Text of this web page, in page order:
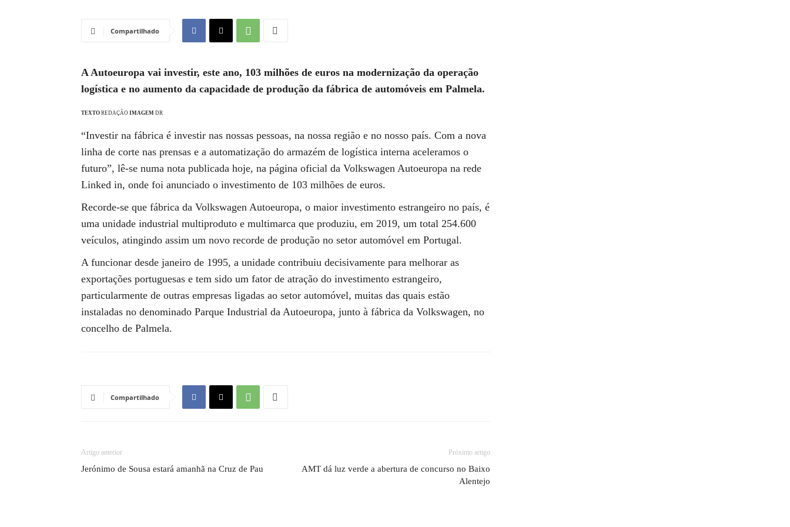
Compartilhado
A Autoeuropa vai investir, este ano, 103 milhões de euros na modernização da operação
logística e no aumento da capacidade de produção da fábrica de automóveis em Palmela.
TEXTO REDAÇÃO IMAGEM DR
“Investir na fábrica é investir nas nossas pessoas, na nossa região e no nosso país. Com a nova
linha de corte nas prensas e a automatização do armazém de logística interna aceleramos o
futuro”, lê-se numa nota publicada hoje, na página oficial da Volkswagen Autoeuropa na rede
Linked in, onde foi anunciado o investimento de 103 milhões de euros.
Recorde-se que fábrica da Volkswagen Autoeuropa, o maior investimento estrangeiro no país, é
uma unidade industrial multiproduto e multimarca que produziu, em 2019, um total 254.600
veículos, atingindo assim um novo recorde de produção no setor automóvel em Portugal.
A funcionar desde janeiro de 1995, a unidade contribuiu decisivamente para melhorar as
exportações portuguesas e tem sido um fator de atração do investimento estrangeiro,
particularmente de outras empresas ligadas ao setor automóvel, muitas das quais estão
instaladas no denominado Parque Industrial da Autoeuropa, junto à fábrica da Volkswagen, no
concelho de Palmela.
Compartilhado
Artigo anterior
Jerónimo de Sousa estará amanhã na Cruz de Pau
Próximo artigo
AMT dá luz verde a abertura de concurso no Baixo
Alentejo